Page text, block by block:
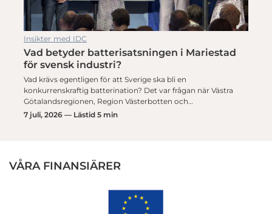
Insikter med IDC
Vad betyder batterisatsningen i Mariestad
för svensk industri?
Vad krävs egentligen för att Sverige ska bli en
konkurrenskraftig batterination? Det var frågan när Västra
Götalandsregionen, Region Västerbotten och…
7 juli, 2026 — Lästid 5 min
VÅRA FINANSIÄRER